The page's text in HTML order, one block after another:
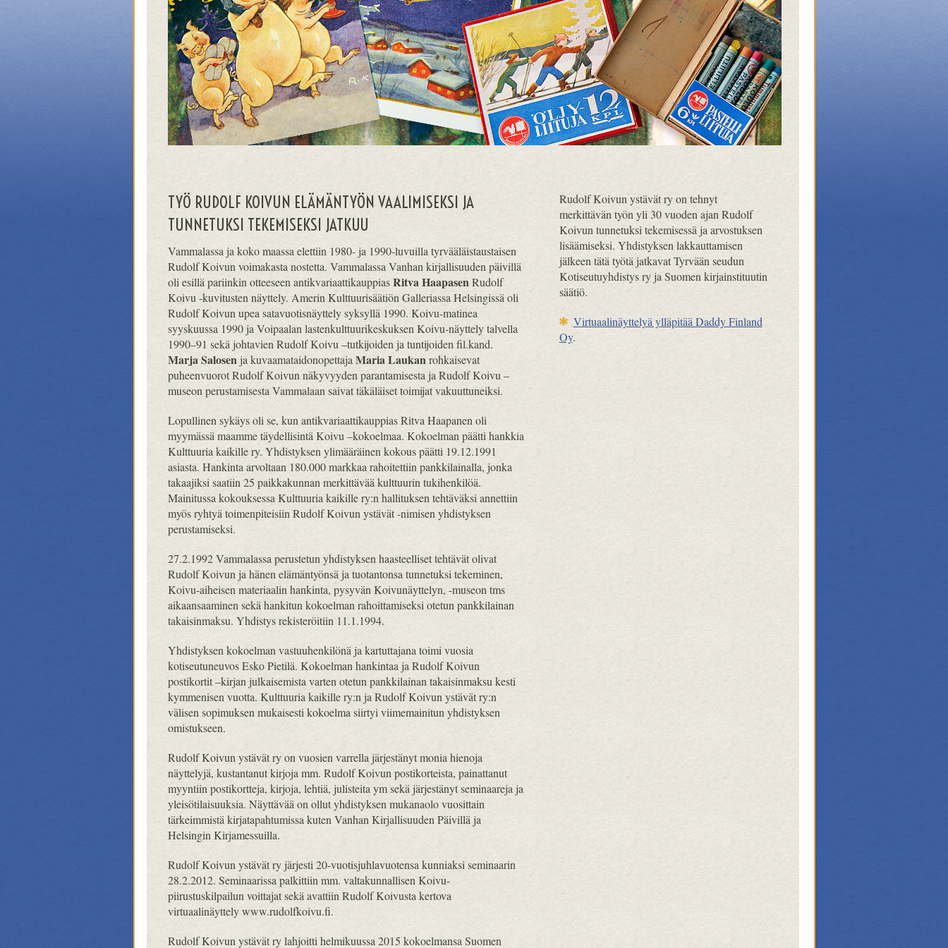
TYÖ RUDOLF KOIVUN ELÄMÄNTYÖN VAALIMISEKSI JA
TUNNETUKSI TEKEMISEKSI JATKUU
Vammalassa ja koko maassa elettiin 1980- ja 1990-luvuilla tyrvääläistaustaisen
Rudolf Koivun voimakasta nostetta. Vammalassa Vanhan kirjallisuuden päivillä
oli esillä pariinkin otteeseen antikvariaattikauppiasRitva Haapasen Rudolf
Koivu -kuvitusten näyttely. Amerin Kulttuurisäätiön Galleriassa Helsingissä oli
Rudolf Koivun upea satavuotisnäyttely syksyllä 1990. Koivu-matinea
syyskuussa 1990 ja Voipaalan lastenkulttuurikeskuksen Koivu-näyttely talvella
1990–91 sekä johtavien Rudolf Koivu –tutkijoiden ja tuntijoiden fil.kand.
Marja Salosen ja kuvaamataidonopettaja Maria Laukan rohkaisevat
puheenvuorot Rudolf Koivun näkyvyyden parantamisesta ja Rudolf Koivu –
museon perustamisesta Vammalaan saivat täkäläiset toimijat vakuuttuneiksi.
Lopullinen sykäys oli se, kun antikvariaattikauppias Ritva Haapanen oli
myymässä maamme täydellisintä Koivu –kokoelmaa. Kokoelman päätti hankkia
Kulttuuria kaikille ry. Yhdistyksen ylimääräinen kokous päätti 19.12.1991
asiasta. Hankinta arvoltaan 180.000 markkaa rahoitettiin pankkilainalla, jonka
takaajiksi saatiin 25 paikkakunnan merkittävää kulttuurin tukihenkilöä.
Mainitussa kokouksessa Kulttuuria kaikille ry:n hallituksen tehtäväksi annettiin
myös ryhtyä toimenpiteisiin Rudolf Koivun ystävät -nimisen yhdistyksen
perustamiseksi.
27.2.1992 Vammalassa perustetun yhdistyksen haasteelliset tehtävät olivat
Rudolf Koivun ja hänen elämäntyönsä ja tuotantonsa tunnetuksi tekeminen,
Koivu-aiheisen materiaalin hankinta, pysyvän Koivunäyttelyn, -museon tms
aikaansaaminen sekä hankitun kokoelman rahoittamiseksi otetun pankkilainan
takaisinmaksu. Yhdistys rekisteröitiin 11.1.1994.
Yhdistyksen kokoelman vastuuhenkilönä ja kartuttajana toimi vuosia
kotiseutuneuvos Esko Pietilä. Kokoelman hankintaa ja Rudolf Koivun
postikortit –kirjan julkaisemista varten otetun pankkilainan takaisinmaksu kesti
kymmenisen vuotta. Kulttuuria kaikille ry:n ja Rudolf Koivun ystävät ry:n
välisen sopimuksen mukaisesti kokoelma siirtyi viimemainitun yhdistyksen
omistukseen.
Rudolf Koivun ystävät ry on vuosien varrella järjestänyt monia hienoja
näyttelyjä, kustantanut kirjoja mm. Rudolf Koivun postikorteista, painattanut
myyntiin postikortteja, kirjoja, lehtiä, julisteita ym sekä järjestänyt seminaareja ja
yleisötilaisuuksia. Näyttävää on ollut yhdistyksen mukanaolo vuosittain
tärkeimmistä kirjatapahtumissa kuten Vanhan Kirjallisuuden Päivillä ja
Helsingin Kirjamessuilla.
Rudolf Koivun ystävät ry järjesti 20-vuotisjuhlavuotensa kunniaksi seminaarin
28.2.2012. Seminaarissa palkittiin mm. valtakunnallisen Koivu-
piirustuskilpailun voittajat sekä avattiin Rudolf Koivusta kertova
virtuaalinäyttely www.rudolfkoivu.fi.
Rudolf Koivun ystävät ry lahjoitti helmikuussa 2015 kokoelmansa Suomen
Rudolf Koivun ystävät ry on tehnyt
merkittävän työn yli 30 vuoden ajan Rudolf
Koivun tunnetuksi tekemisessä ja arvostuksen
lisäämiseksi. Yhdistyksen lakkauttamisen
jälkeen tätä työtä jatkavat Tyrvään seudun
Kotiseutuyhdistys ry ja Suomen kirjainstituutin
säätiö.
Virtuaalinäyttelyä ylläpitää Daddy Finland
Oy.